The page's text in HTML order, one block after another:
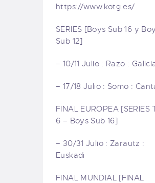
https://www.kotg.es/
SERIES [Boys Sub 16 y
Sub 12]
– 10/11 Julio : Razo :
– 17/18 Julio : Somo :
FINAL EUROPEA [SERIES
6 – Boys Sub 16]
– 30/31 Julio : Zarautz :
Euskadi
FINAL MUNDIAL [FINAL